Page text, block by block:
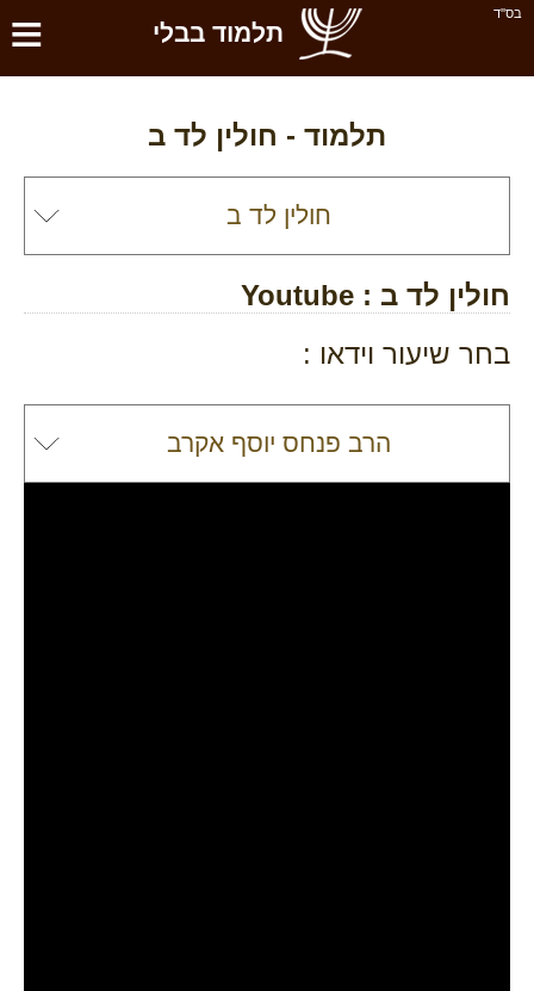
בס''ד ≡ תלמוד בבלי
תלמוד - חולין לד ב
חולין לד ב : Youtube
בחר שיעור וידאו :